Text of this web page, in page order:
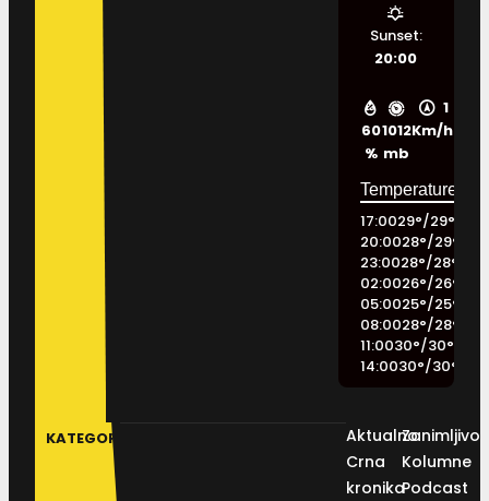
60
%
1012
mb
1
Km/h
Sunset:
20:00
17:0029°/29°
20:0028°/29°
23:0028°/28°
02:0026°/26°
05:0025°/25°
08:0028°/28°
11:0030°/30°
14:0030°/30°
KATEGORIJE
Aktualno
Crna
kronika
Kolumne
Podcast